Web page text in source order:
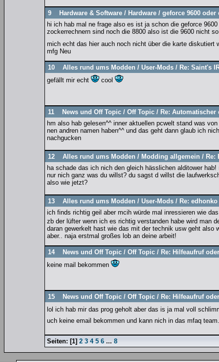
9 Hardware & Software/ Hardware/ geforce 9600 oder
hi ich hab mal ne frage also es ist ja schon die geforce
zockerrechnern sind noch die 8800 also ist die 9600 nicht
mich echt das hier auch noch nicht über die karte
mfg Neu
10 Alles rund ums Modden/ User-Mods/ Re: Saint's
gefällt mir echt
cool
11 News und Off Topic/ Off Topic/ Re:
hm also hab gelesen^^ inner aktuellen pcwelt stand was
nen andren namen haben^^ und das geht dann glaub ich
nachgucken
12 Alles rund ums Modden/ Modding allgemein/ Re:
ha schade das ich nich den gleich hässlichen alditower
nur nich ganz was du willst? du sagst d willst die
also wie jetzt?
13 Alles rund ums Modden/ User-Mods/ Re:
ich finds richtig geil aber mcih würde mal inressieren wie
zb der lüfter wenn ich es richtig verstanden habe wird man
daran gewerkelt hast wie das mit der technik usw geht also
aber.. naja erstmal großes lob an deine arbeit!
14 News und Off Topic/ Off Topic/ Re: Hilfeaufruf
keine mail bekommen
15 News und Off Topic/ Off Topic/ Re: Hilfeaufruf
lol ich hab mir das prog geholt aber das is ja mal voll
uch keine email bekommen und kann nich in das mfaq
Seiten:[1] 2 3 4 5 6 ... 8